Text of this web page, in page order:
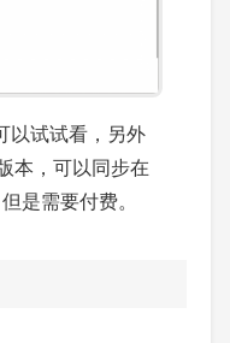
以试试看，另外
本，可以同步在
是需要付费。